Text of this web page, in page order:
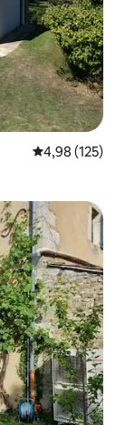
Gemiddelde
4,98 (125)